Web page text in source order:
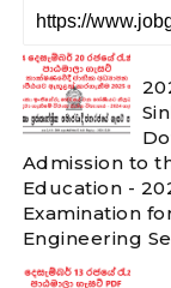
Admission to
Education -
Examination
Engineering